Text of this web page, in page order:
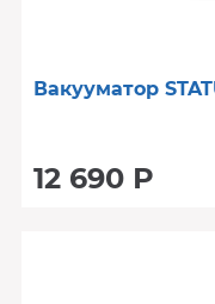
Вакууматор
12 690 Р